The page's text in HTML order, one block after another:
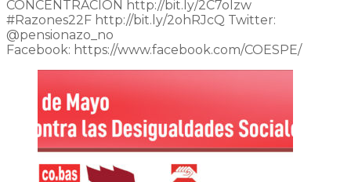
CONCENTRACION http://bit.ly/2C7olzw
#Razones22F http://bit.ly/2ohRJcQ Twitter:
@pensionazo_no
Facebook: https://www.facebook.com/COESPE/